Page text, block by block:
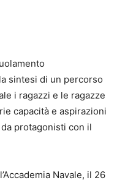
sintesi di un percorso
i ragazzi e le ragazze
capacità e aspirazioni
protagonisti con il
Navale, il 26